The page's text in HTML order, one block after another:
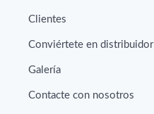
Clientes
Conviértete en distribuidor
Galería
Contacte con nosotros